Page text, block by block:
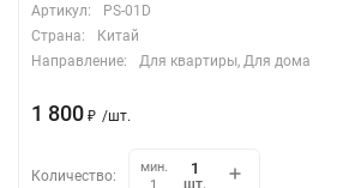
Артикул:
PS-01D
Страна:
Китай
Направление:
Для квартиры, Для дома
1 800 ₽ /шт.
Количество:
мин.